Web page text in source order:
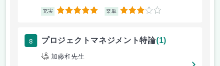
充実 5 楽単 3
8 プロジェクトマネジメント特論(1)
加藤和先生